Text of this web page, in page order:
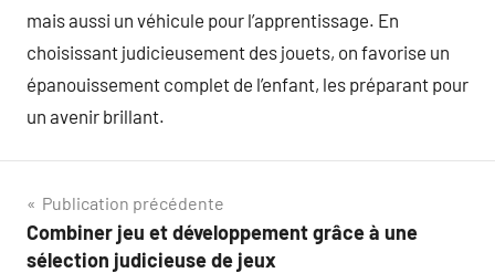
mais aussi un véhicule pour l’apprentissage. En
choisissant judicieusement des jouets, on favorise un
épanouissement complet de l’enfant, les préparant pour
un avenir brillant.
Navigation
de
Publication précédente
Combiner jeu et développement grâce à une
sélection judicieuse de jeux